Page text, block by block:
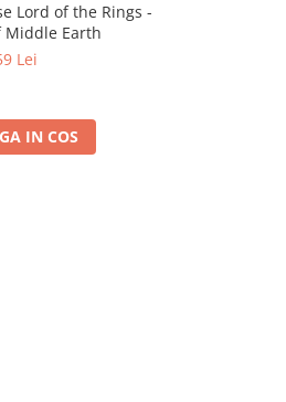
Lord of the Rings -
Middle Earth
Lei
IN COS